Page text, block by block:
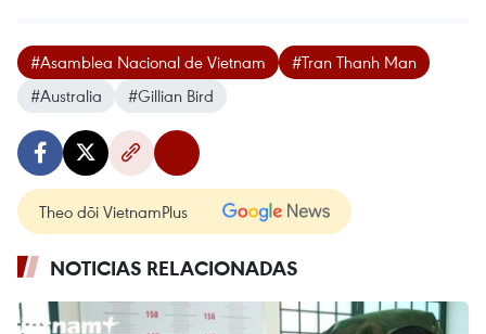
#Asamblea Nacional de Vietnam
#Tran Thanh Man
#Australia
#Gillian Bird
Theo dõi VietnamPlus
NOTICIAS RELACIONADAS